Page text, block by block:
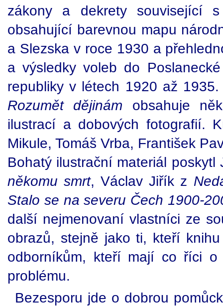
zákony a dekrety související
obsahující barevnou mapu
a Slezska v roce 1930 a
a výsledky voleb do
republiky v létech 1920 až
Rozumět dějinám obsahuje
ilustrací a dobových fotografií.
Mikule, Tomáš Vrba, František
Bohatý ilustrační materiál
někomu smrt, Václav Jiřík z
Stalo se na severu Čech 1900-
další nejmenovaní vlastníci ze
obrazů, stejně jako ti, kteří
odborníkům, kteří mají co říci o
problému.
Bezesporu jde o dobrou